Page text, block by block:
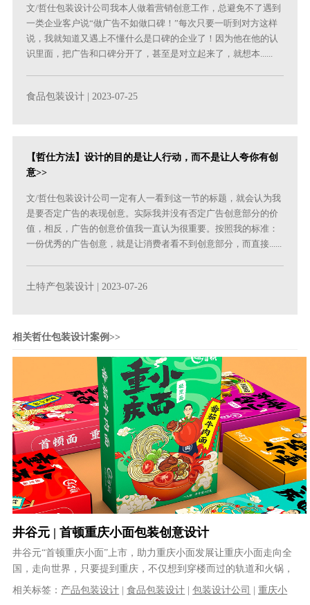
文/哲仕包装设计公司我本人做着营销创意工作，总避免不了遇到
一类企业客户说“做广告不如做口碑！”每次只要一听到对方这样
说，我就知道又遇上不懂什么是口碑的企业了！因为他在他的认
识里面，把广告和口碑分开了，甚至是对立起来了，就想本......
食品包装设计 | 2023-07-25
【哲仕方法】设计的目的是让人行动，而不是让人夸你有创
意>>
文/哲仕包装设计公司一定有人一看到这一节的标题，就会认为我
是要否定广告的表现创意。实际我并没有否定广告创意部分的价
值，相反，广告的创意价值我一直认为很重要。按照我的标准：
一份优秀的广告创意，就是让消费者看不到创意部分，而直接......
土特产包装设计 | 2023-07-26
相关哲仕包装设计案例>>
井谷元 | 首顿重庆小面包装创意设计
井谷元“首顿重庆小面”上市，助力重庆小面发展让重庆小面走向全
国，走向世界，只要提到重庆，不仅想到穿楼而过的轨道和火锅，
还要马上想到重庆小面，这是重庆井......
相关标签： 产品包装设计 |食品包装设计 |包装设计公司 |重庆小